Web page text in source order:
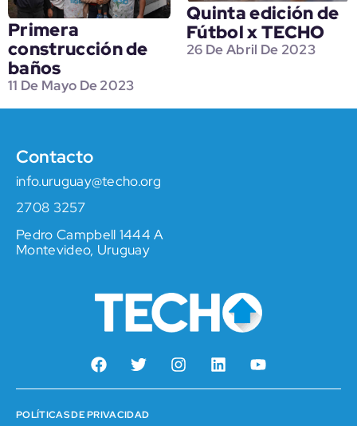
Primera
construcción de
baños
11 De Mayo De 2023
Quinta edición de
Fútbol x TECHO
26 De Abril De 2023
Contacto
info.uruguay@techo.org
2708 3257
Pedro Campbell 1444 A
Montevideo, Uruguay
POLÍTICAS DE PRIVACIDAD